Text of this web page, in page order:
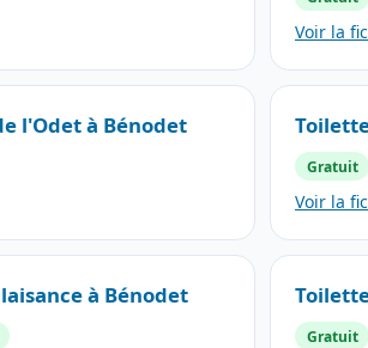
Voir la
l'Odet à Bénodet
Gratuit
Voir la
à Bénodet
Gratuit